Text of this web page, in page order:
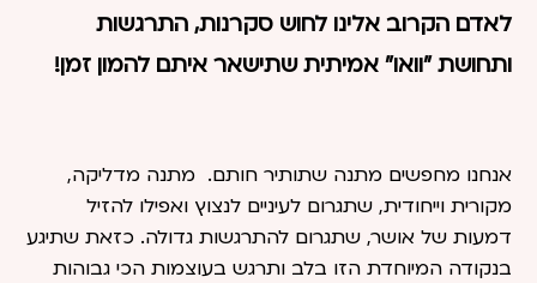
לאדם הקרוב אלינו לחוש סקרנות, התרגשות
ותחושת ״וואו״ אמיתית שתישאר איתם להמון זמן!
אנחנו מחפשים מתנה שתותיר חותם. מתנה מדליקה,
מקורית וייחודית, שתגרום לעיניים לנצוץ ואפילו להזיל
דמעות של אושר, שתגרום להתרגשות גדולה. כזאת שתיגע
בנקודה המיוחדת הזו בלב ותרגש בעוצמות הכי גבוהות